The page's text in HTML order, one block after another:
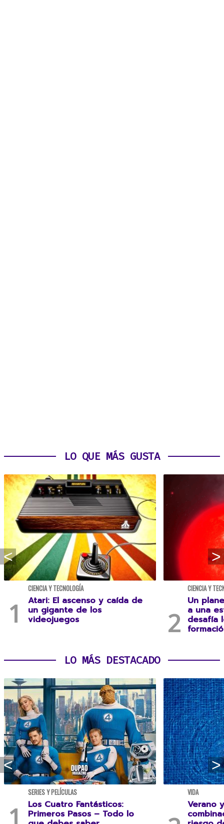
LO QUE MÁS GUSTA
CIENCIA Y TECNOLOGÍA
Atari: El ascenso y caída de
un gigante de los
videojuegos
CIENCIA Y
Un
a una
desafía
LO MÁS DESTACADO
SERIES Y PELÍCULAS
Los Cuatro Fantásticos:
Primeros Pasos – Todo lo
VIDA
Verano